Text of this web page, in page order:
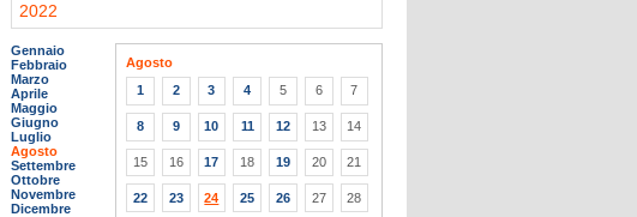
2022
Gennaio
Febbraio
Marzo
Aprile
Maggio
Giugno
Luglio
Agosto
Settembre
Ottobre
Novembre
Dicembre
Agosto
1
2 3 4 5 6 7
8 9 10 11 12 13 14
15 16 17 18 19 20 21
22 23 24 25 26 27 28